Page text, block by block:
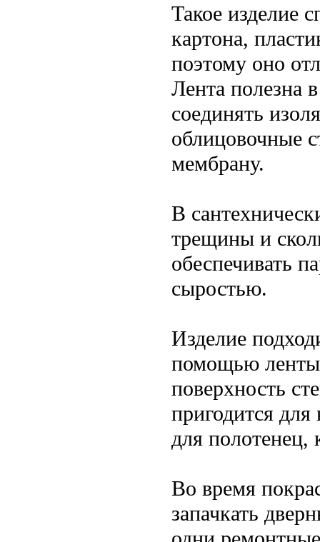
Такое изделие
картона,
поэтому оно
Лента полезна
соединять
облицовочные
мембрану.
В
трещины и
обеспечивать
сыростью.
Изделие
помощью
поверхность
пригодится
для
Во время
запачкать